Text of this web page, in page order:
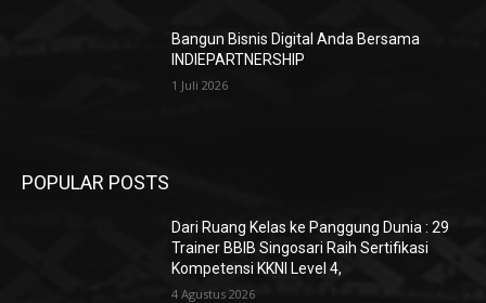
Bangun Bisnis Digital Anda Bersama
INDIEPARTNERSHIP
1 Juli 2026
POPULAR POSTS
Dari Ruang Kelas ke Panggung Dunia : 29
Trainer BBIB Singosari Raih Sertifikasi
Kompetensi KKNI Level 4,
4 Agustus 2026